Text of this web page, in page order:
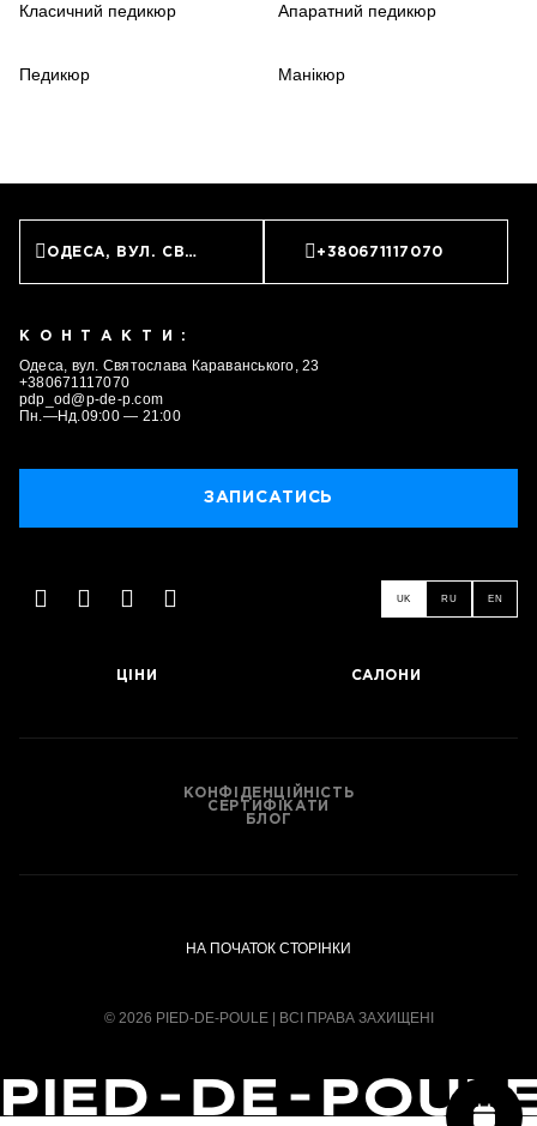
Класичний педикюр Апаратний педикюр
Педикюр Манікюр
ОДЕСА, ВУЛ. СВЯТОСЛАВА КАРАВАНСЬКОГО, 23
+380671117070
КОНТАКТИ:
Одеса, вул. Святослава Караванського, 23
+380671117070
pdp_od@p-de-p.com
Пн.—Нд.09:00 — 21:00
ЗАПИСАТИСЬ
UK RU EN
ЦІНИ САЛОНИ
КОНФІДЕНЦІЙНІСТЬ
СЕРТИФІКАТИ
БЛОГ
НА ПОЧАТОК СТОРІНКИ
© 2026 PIED-DE-POULE | ВСІ ПРАВА ЗАХИЩЕНІ
ЗАПИСАТИСЬ